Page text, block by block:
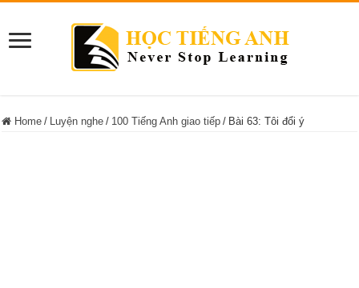
Home / Luyện nghe / 100 Tiếng Anh giao tiếp / Bài 63: Tôi đổi ý